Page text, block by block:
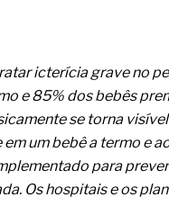
da fadiga crônica
cabelos ou calvície
o resultado positivo
em estruturas hidráulicas
o risco de morte
icterícia grave no
e 85% dos bebês
se torna
um bebê a termo e
para
Os hospitais e os